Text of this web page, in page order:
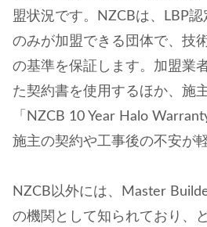
盟状況です。NZCBは、LBP
のみが加盟できる団体で、技
の基準を保証します。加盟業
た契約書を使用するほか、施
「NZCB 10 Year Halo
施主の契約や工事後の不安が
NZCB以外には、Master
の機関として知られており、